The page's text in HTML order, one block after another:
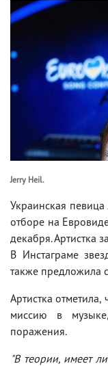
Jerry Heil.
Украинская
отборе на
декабря. Артистка
В Инстаграме
также предложила
Артистка
миссию в
поражения.
"В теории, имеет